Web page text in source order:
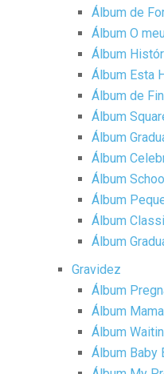
Álbum de
Álbum O
Álbum
Álbum Esta
Álbum de
Álbum
Álbum
Álbum
Álbum
Álbum
Álbum
Álbum
Gravidez
Álbum
Álbum
Álbum
Álbum Baby